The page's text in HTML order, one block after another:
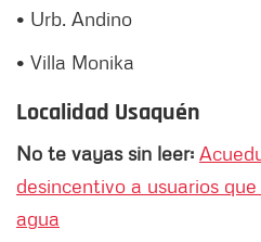
• Urb. Andino
• Villa Monika
Localidad Usaquén
No te vayas sin leer:
desincentivo a usuarios
agua